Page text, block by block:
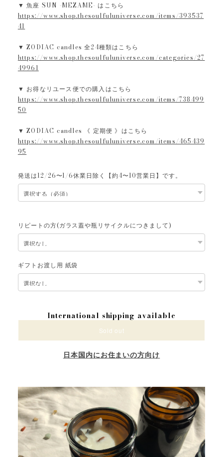
▼ 魚座 SUN -MEZAME- はこちら
https://www.shop.thesoulfuluniverse.com/items/393537
41
▼ ZODIAC candles 全24種類はこちら
https://www.shop.thesoulfuluniverse.com/categories/27
49961
▼ お得なリユース便での購入はこちら
https://www.shop.thesoulfuluniverse.com/items/738499
50
▼ ZODIAC candles 《 定期便 》はこちら
https://www.shop.thesoulfuluniverse.com/items/465439
95
発送は12/26〜1/6休業日除く【約4〜10営業日】です。
リピートの方(ガラス蓋や瓶リサイクルにつきまして)
ギフトお渡し用 紙袋
International shipping available
Sold out
日本国内にお住まいの方向け